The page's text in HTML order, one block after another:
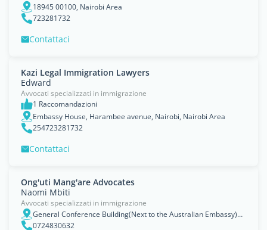
18945 00100, Nairobi Area
723281732
Contattaci
Kazi Legal Immigration Lawyers
Edward
Avvocati specializzati in immigrazione
1 Raccomandazioni
Embassy House, Harambee avenue, Nairobi, Nairobi Area
254723281732
Contattaci
Ong'uti Mang'are Advocates
Naomi Mbiti
Avvocati specializzati in immigrazione
General Conference Building(Next to the Australian Embassy)Riverside Drive, Nairobi, Nairobi Area
0724830632